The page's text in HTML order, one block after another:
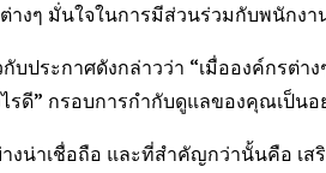
งๆ มั่นใจในการมีส่วนร่วมกับพนักงา
บประกาศดังกล่าวว่า “เมื่อองค์กร
รดี” กรอบการกำกับดูแลของคุณเป็น
งน่าเชื่อถือ และที่สำคัญกว่านั้นคือ